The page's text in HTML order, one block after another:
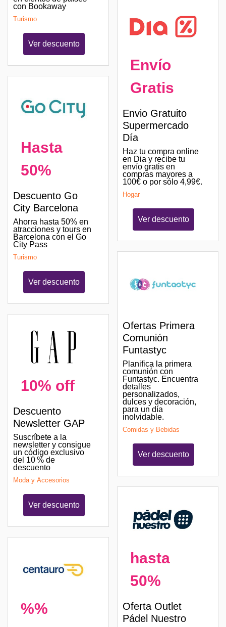
con Bookaway
Turismo
Ver descuento
Hasta
50%
Descuento Go
City Barcelona
Ahorra hasta 50% en
atracciones y tours en
Barcelona con el Go
City Pass
Turismo
Ver descuento
10% off
Descuento
Newsletter GAP
Suscríbete a la
newsletter y consigue
un código exclusivo
del 10 % de
descuento
Moda y Accesorios
Ver descuento
%%
Envío
Gratis
Envio Gratuito
Supermercado
Día
Haz tu compra online
en Dia y recibe tu
envío gratis en
compras mayores a
100€ o por sólo 4,99€.
Hogar
Ver descuento
Ofertas Primera
Comunión
Funtastyc
Planifica la primera
comunión con
Funtastyc. Encuentra
detalles
personalizados,
dulces y decoración,
para un día
inolvidable.
Comidas y Bebidas
Ver descuento
hasta
50%
Oferta Outlet
Pádel Nuestro